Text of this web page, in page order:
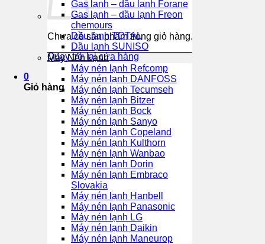
Chưa có sản phẩm trong giỏ hàng.
Quay trở lại cửa hàng
0
Giỏ hàng
Gas lạnh – dầu lạnh Forane
Gas lạnh – dầu lạnh Freon
chemours
Dầu lạnh TOTAL
Dầu lạnh SUNISO
Máy Nén Lạnh
Máy nén lạnh Refcomp
Máy nén lạnh DANFOSS
Máy nén lạnh Tecumseh
Máy nén lạnh Bitzer
Máy nén lạnh Bock
Máy nén lạnh Sanyo
Máy nén lạnh Copeland
Máy nén lạnh Kulthorn
Máy nén lạnh Wanbao
Máy nén lạnh Dorin
Máy nén lạnh Embraco
Slovakia
Máy nén lạnh Hanbell
Máy nén lạnh Panasonic
Máy nén lạnh LG
Máy nén lạnh Daikin
Máy nén lạnh Maneurop